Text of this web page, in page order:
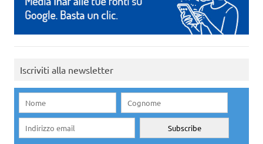
Iscriviti alla newsletter